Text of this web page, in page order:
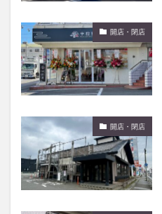
開店・閉店
開店・閉店